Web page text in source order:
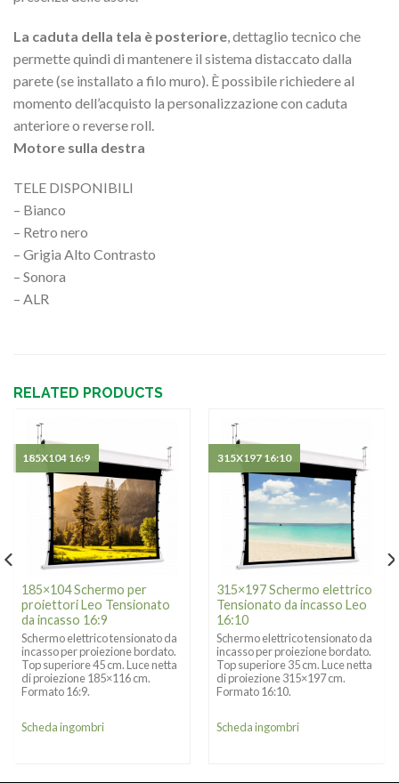
La caduta della tela è posteriore, dettaglio tecnico che
permette quindi di mantenere il sistema distaccato dalla
parete (se installato a filo muro). È possibile richiedere al
momento dell’acquisto la personalizzazione con caduta
anteriore o reverse roll.
Motore sulla destra
TELE DISPONIBILI
– Bianco
– Retro nero
– Grigia Alto Contrasto
– Sonora
– ALR
RELATED PRODUCTS
185×104 Schermo per
proiettori Leo Tensionato
da incasso 16:9
Schermo elettrico tensionato da
incasso per proiezione bordato.
Top superiore 45 cm. Luce netta
di proiezione 185×116 cm.
Formato 16:9.
Scheda ingombri
185X104 16:9
315×197 Schermo elettrico
Tensionato da incasso Leo
16:10
Schermo elettrico tensionato da
incasso per proiezione bordato.
Top superiore 35 cm. Luce netta
di proiezione 315×197 cm.
Formato 16:10.
Scheda ingombri
315X197 16:10